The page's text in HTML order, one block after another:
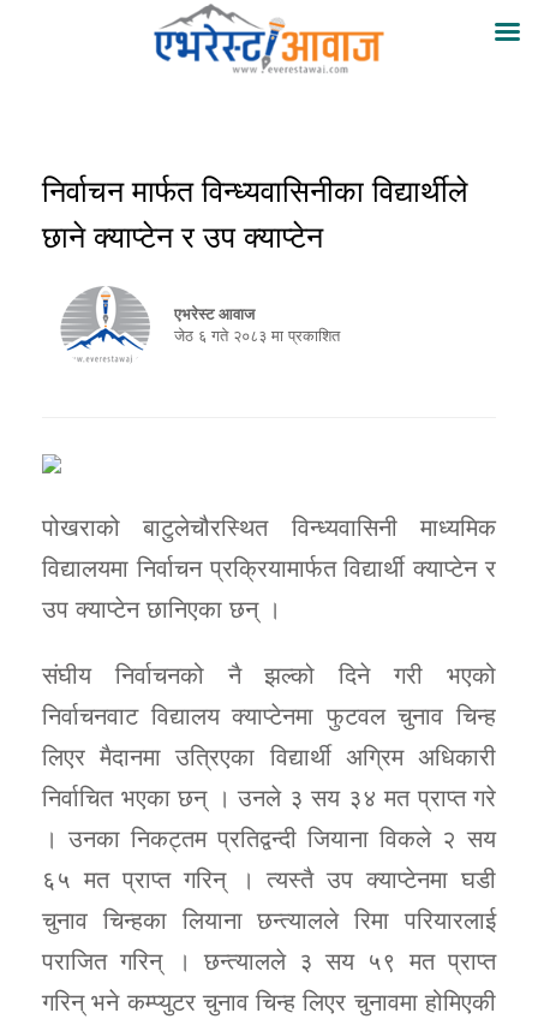
निर्वाचन मार्फत विन्ध्यवासिनीका विद्यार्थीले
छाने क्याप्टेन र उप क्याप्टेन
एभरेस्ट आवाज
जेठ ६ गते २०८३ मा प्रकाशित
पोखराको बाटुलेचौरस्थित विन्ध्यवासिनी माध्यमिक
विद्यालयमा निर्वाचन प्रक्रियामार्फत विद्यार्थी क्याप्टेन र
उप क्याप्टेन छानिएका छन् ।
संघीय निर्वाचनको नै झल्को दिने गरी भएको
निर्वाचनवाट विद्यालय क्याप्टेनमा फुटवल चुनाव चिन्ह
लिएर मैदानमा उत्रिएका विद्यार्थी अग्रिम अधिकारी
निर्वाचित भएका छन् । उनले ३ सय ३४ मत प्राप्त गरे
। उनका निकट्तम प्रतिद्वन्दी जियाना विकले २ सय
६५ मत प्राप्त गरिन् । त्यस्तै उप क्याप्टेनमा घडी
चुनाव चिन्हका लियाना छन्त्यालले रिमा परियारलाई
पराजित गरिन् । छन्त्यालले ३ सय ५९ मत प्राप्त
गरिन् भने कम्प्युटर चुनाव चिन्ह लिएर चुनावमा होमिएकी